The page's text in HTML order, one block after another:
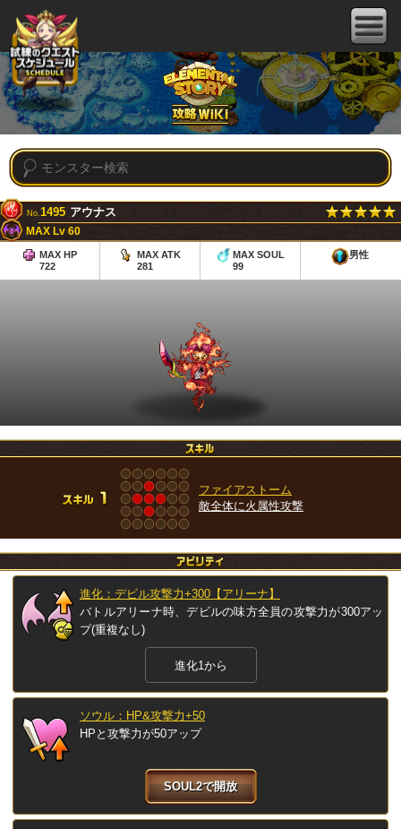
No.1495 アウナス
MAX Lv 60
MAX HP
722
MAX ATK
281
MAX SOUL
99
男性
ファイアストーム
敵全体に火属性攻撃
進化：デビル攻撃力+300【アリーナ】
バトルアリーナ時、デビルの味方全員の攻撃力が300アッ
プ(重複なし)
進化1から
ソウル：HP&攻撃力+50
HPと攻撃力が50アップ
SOUL2で開放